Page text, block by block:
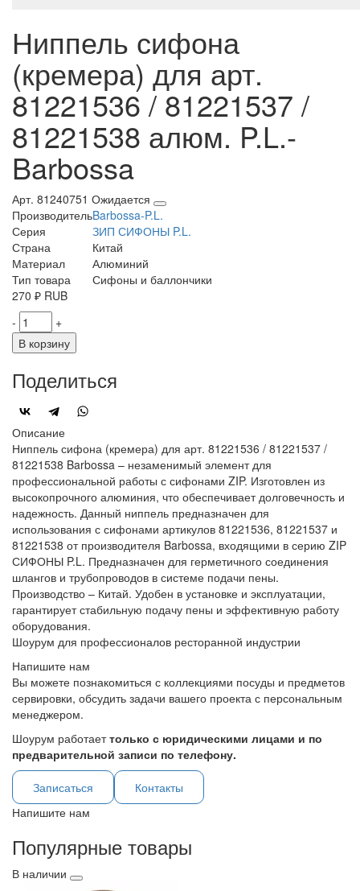
Ниппель сифона
(кремера) для арт.
81221536 / 81221537 /
81221538 алюм. P.L.-
Barbossa
Арт. 81240751 Ожидается
ПроизводительBarbossa-P.L.
Серия
ЗИП СИФОНЫ P.L.
Страна
Китай
Материал
Алюминий
Тип товара
Сифоны и баллончики
270 ₽ RUB
-
+
В корзину
Поделиться
Описание
Ниппель сифона (кремера) для арт. 81221536 / 81221537 /
81221538 Barbossa – незаменимый элемент для
профессиональной работы с сифонами ZIP. Изготовлен из
высокопрочного алюминия, что обеспечивает долговечность и
надежность. Данный ниппель предназначен для
использования с сифонами артикулов 81221536, 81221537 и
81221538 от производителя Barbossa, входящими в серию ZIP
СИФОНЫ P.L. Предназначен для герметичного соединения
шлангов и трубопроводов в системе подачи пены.
Производство – Китай. Удобен в установке и эксплуатации,
гарантирует стабильную подачу пены и эффективную работу
оборудования.
Шоурум для профессионалов ресторанной индустрии
Напишите нам
Вы можете познакомиться с коллекциями посуды и предметов
сервировки, обсудить задачи вашего проекта с персональным
менеджером.
Шоурум работаеттолько с юридическими лицами и по
предварительной записи по телефону.
Записаться
Контакты
Напишите нам
Популярные товары
В наличии